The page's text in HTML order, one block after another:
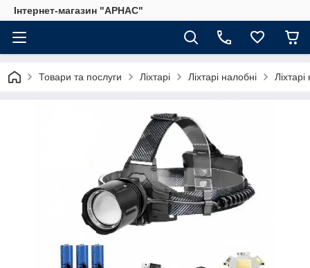
Інтернет-магазин "АРНАС"
Товари та послуги Ліхтарі Ліхтарі налобні